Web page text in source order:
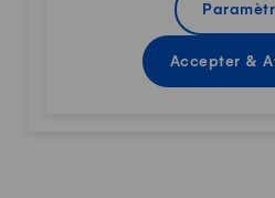
Accepter &